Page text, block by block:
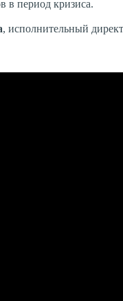
в период кризиса.
, исполнительный